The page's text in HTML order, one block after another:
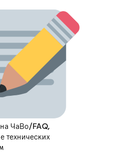
ЧаВо/FAQ,
технических